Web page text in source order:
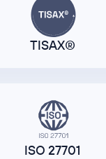
TISAX®
ISO 27701